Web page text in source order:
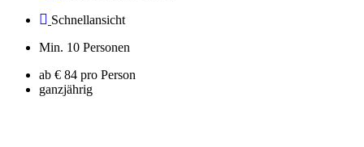
Schnellansicht
Min. 10 Personen
ab € 84 pro Person
ganzjährig